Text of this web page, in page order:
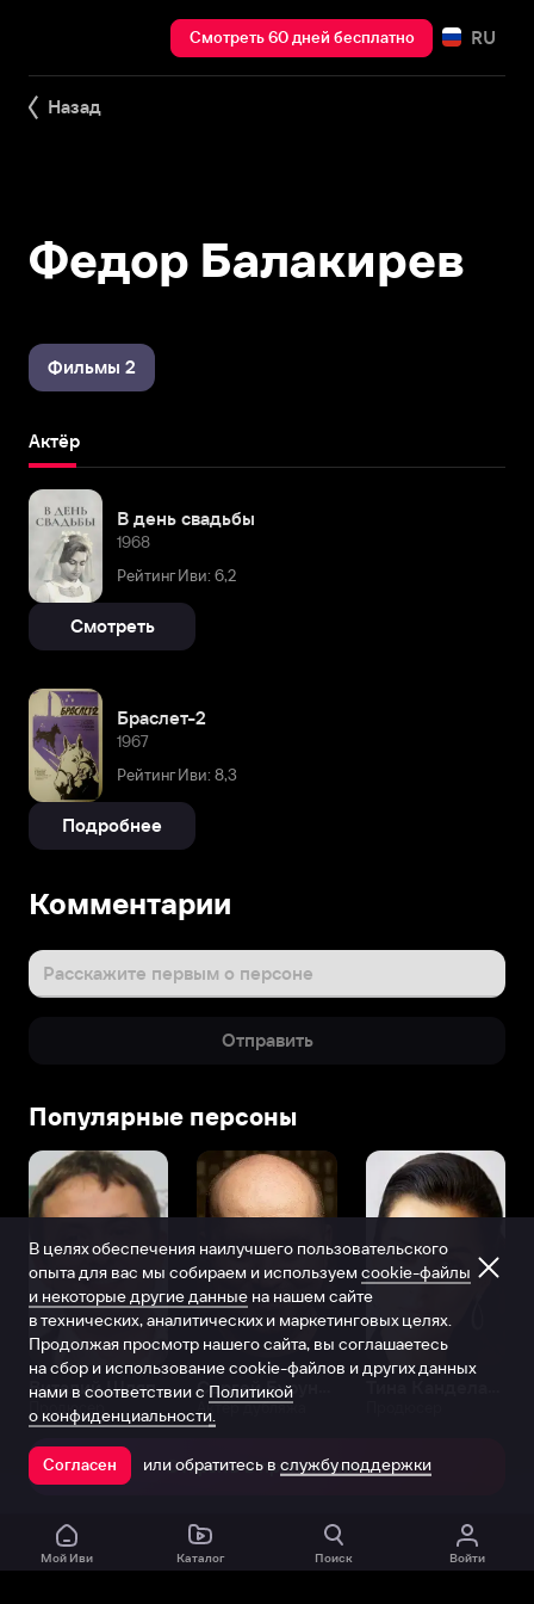
Смотреть 60 дней бесплатно RU
Назад
Федор Балакирев
Фильмы 2
Актёр
В день свадьбы
1968
Рейтинг Иви: 6,2
Смотреть
Браслет-2
1967
Рейтинг Иви: 8,3
Подробнее
Комментарии
Расскажите первым о персоне
Отправить
Популярные персоны
Виталий Шляппо
Продюсер Актёр дубляжа
Открыть в приложении
Мой Иви Каталог Поиск Войти
В целях обеспечения наилучшего пользовательского
опыта для вас мы собираем и используем cookie-файлы
и некоторые другие данные на нашем сайте
в технических, аналитических и маркетинговых целях.
Продолжая просмотр нашего сайта, вы соглашаетесь
на сбор и использование cookie-файлов и других данных
нами в соответствии с Политикой
о конфиденциальности.
Согласен или обратитесь в службу поддержки